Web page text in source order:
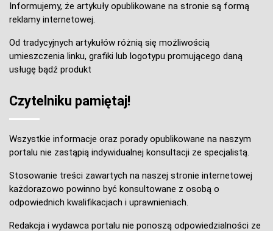
Informujemy, że artykuły opublikowane na stronie są formą
reklamy internetowej.
Od tradycyjnych artykułów różnią się możliwością
umieszczenia linku, grafiki lub logotypu promującego daną
usługę bądź produkt
Czytelniku pamiętaj!
Wszystkie informacje oraz porady opublikowane na naszym
portalu nie zastąpią indywidualnej konsultacji ze specjalistą.
Stosowanie treści zawartych na naszej stronie internetowej
każdorazowo powinno być konsultowane z osobą o
odpowiednich kwalifikacjach i uprawnieniach.
Redakcja i wydawca portalu nie ponoszą odpowiedzialności ze